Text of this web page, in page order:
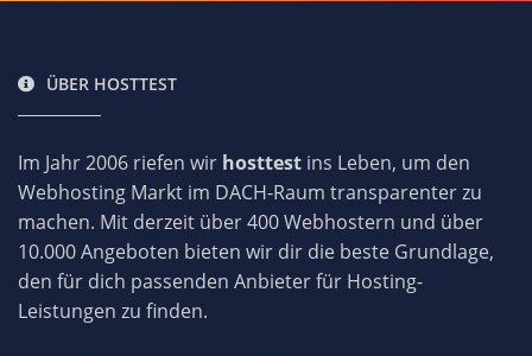
ÜBER HOSTTEST
Im Jahr 2006 riefen wir hosttest ins Leben, um den
Webhosting Markt im DACH-Raum transparenter zu
machen. Mit derzeit über 400 Webhostern und über
10.000 Angeboten bieten wir dir die beste Grundlage,
den für dich passenden Anbieter für Hosting-
Leistungen zu finden.